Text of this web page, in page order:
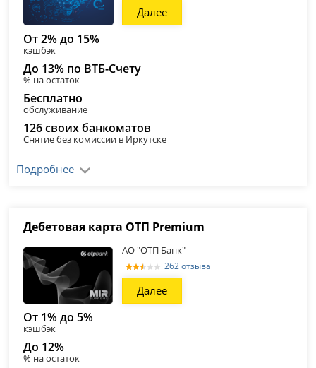
Далее
От 2% до 15%
кэшбэк
До 13% по ВТБ-Счету
% на остаток
Бесплатно
обслуживание
126 своих банкоматов
Снятие без комиссии в Иркутске
Подробнее
Дебетовая карта ОТП Premium
АО "ОТП Банк"
262 отзыва
Далее
От 1% до 5%
кэшбэк
До 12%
% на остаток